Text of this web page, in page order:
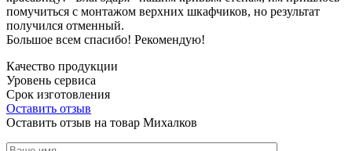
помучиться с монтажом верхних шкафчиков, но результат
получился отменный.
Большое всем спасибо! Рекомендую!
Качество продукции
Уровень сервиса
Срок изготовления
Оставить отзыв
Оставить отзыв на товар Михалков